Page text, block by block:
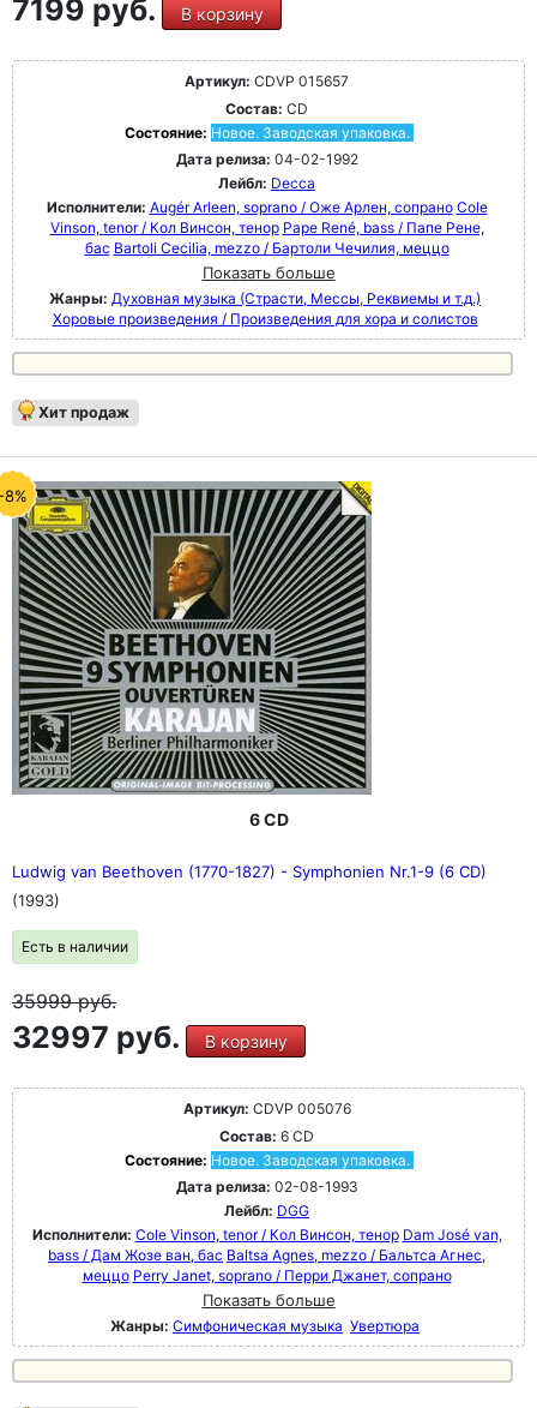
7199 руб. В корзину
Артикул: CDVP 015657
Состав: CD
Состояние: Новое. Заводская упаковка.
Дата релиза: 04-02-1992
Лейбл: Decca
Исполнители: Augér Arleen, soprano / Оже Арлен, сопрано Cole
Vinson, tenor / Кол Винсон, тенор Pape René, bass / Папе Рене,
бас Bartoli Cecilia, mezzo / Бартоли Чечилия, меццо
Показать больше
Жанры: Духовная музыка (Страсти, Мессы, Реквиемы и т.д.)
Хоровые произведения / Произведения для хора и солистов
Хит продаж
8%
6 CD
Ludwig van Beethoven (1770-1827) - Symphonien Nr.1-9 (6 CD)
(1993)
Есть в наличии
35999руб.
32997 руб. В корзину
Артикул: CDVP 005076
Состав: 6 CD
Состояние: Новое. Заводская упаковка.
Дата релиза: 02-08-1993
Лейбл: DGG
Исполнители: Cole Vinson, tenor / Кол Винсон, тенор Dam José van,
bass / Дам Жозе ван, бас Baltsa Agnes, mezzo / Бальтса Агнес,
меццо Perry Janet, soprano / Перри Джанет, сопрано
Показать больше
Жанры: Симфоническая музыка Увертюра